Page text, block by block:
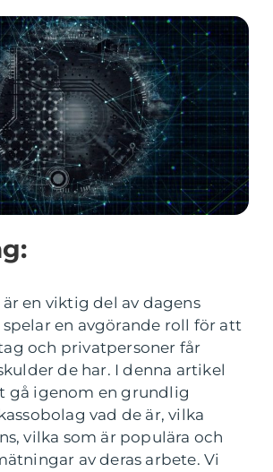
en viktig del av dagens
en avgörande roll för att
och privatpersoner får
de har. I denna artikel
gå igenom en grundlig
vad de är, vilka
vilka som är populära och
av deras arbete. Vi